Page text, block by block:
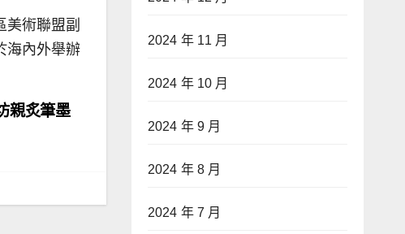
美術聯盟副
海內外舉辦
親炙筆墨
2024 年 11 月
2024 年 10 月
2024 年 9 月
2024 年 8 月
2024 年 7 月